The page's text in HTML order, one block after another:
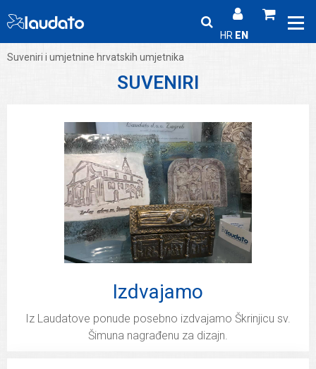
HR EN
Suveniri i umjetnine hrvatskih umjetnika
SUVENIRI
Izdvajamo
Iz Laudatove ponude posebno izdvajamo Škrinjicu sv.
Šimuna nagrađenu za dizajn.